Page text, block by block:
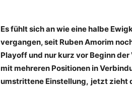
Es fühlt sich an wie eine halbe
vergangen, seit Ruben Amorim
Playoff und nur kurz vor Beginn
mit mehreren Positionen in
umstrittene Einstellung, jetzt zieht